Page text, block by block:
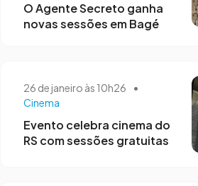
O Agente Secreto ganha
novas sessões em Bagé
26 de janeiro às 10h26
•
Cinema
Evento celebra cinema do
RS com sessões gratuitas